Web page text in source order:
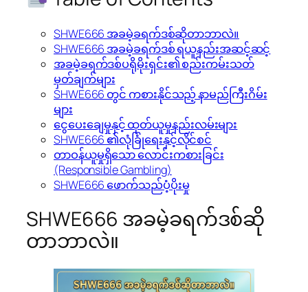
SHWE666 အခမဲ့ခရက်ဒစ်ဆိုတာဘာလဲ။
SHWE666 အခမဲ့ခရက်ဒစ် ရယူနည်းအဆင့်ဆင့်
အခမဲ့ခရက်ဒစ်ပရိုမိုးရှင်း၏ စည်းကမ်းသတ်
မှတ်ချက်များ
SHWE666 တွင် ကစားနိုင်သည့် နာမည်ကြီးဂိမ်း
များ
ငွေပေးချေမှုနှင့် ထုတ်ယူမှုနည်းလမ်းများ
SHWE666 ၏လုံခြုံရေးနှင့်လိုင်စင်
တာဝန်ယူမှုရှိသော လောင်းကစားခြင်း
(Responsible Gambling)
SHWE666 ဖောက်သည်ပံ့ပိုးမှု
SHWE666 အခမဲ့ခရက်ဒစ်ဆို
တာဘာလဲ။